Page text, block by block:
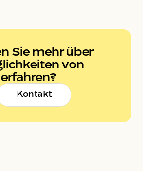
Sie mehr über
von
Kontakt